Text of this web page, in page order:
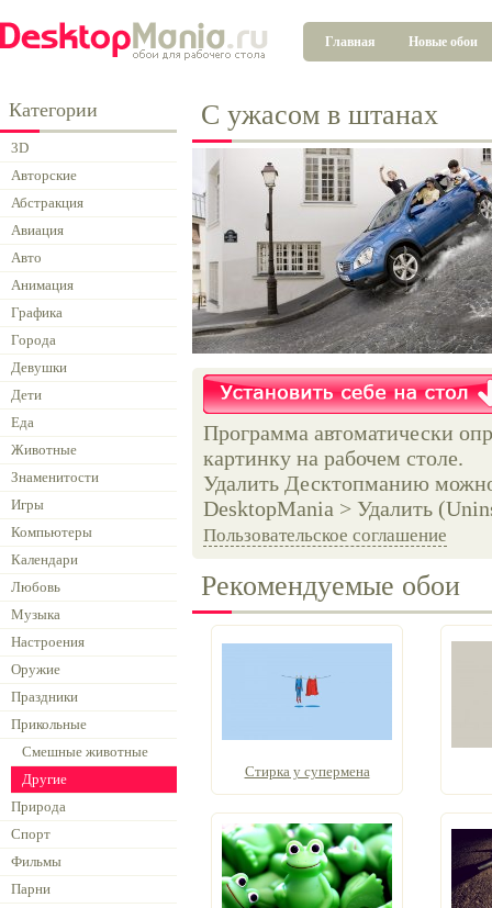
Главная Новые обои
Категории
3D
Авторские
Абстракция
Авиация
Авто
Анимация
Графика
Города
Девушки
Дети
Еда
Животные
Знаменитости
Игры
Компьютеры
Календари
Любовь
Музыка
Настроения
Оружие
Праздники
Прикольные
Смешные животные
Другие
Природа
Спорт
Фильмы
Парни
С ужасом в штанах
Программа автоматически
картинку на рабочем столе.
Удалить Десктопманию
DesktopMania > Удалить
Пользовательское соглашение
Рекомендуемые обои
Стирка у супермена